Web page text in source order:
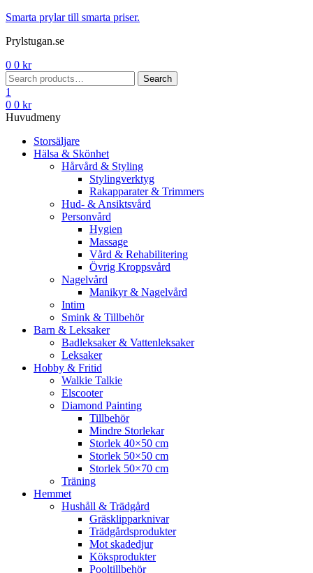
Menu
Smarta prylar till smarta priser.
Prylstugan.se
0 0 kr
Search
for:
Search
1
0 0 kr
Huvudmeny
Storsäljare
Hälsa & Skönhet
Hårvård & Styling
Stylingverktyg
Rakapparater & Trimmers
Hud- & Ansiktsvård
Personvård
Hygien
Massage
Vård & Rehabilitering
Övrig Kroppsvård
Nagelvård
Manikyr & Nagelvård
Intim
Smink & Tillbehör
Barn & Leksaker
Badleksaker & Vattenleksaker
Leksaker
Hobby & Fritid
Walkie Talkie
Elscooter
Diamond Painting
Tillbehör
Mindre Storlekar
Storlek 40×50 cm
Storlek 50×50 cm
Storlek 50×70 cm
Träning
Hemmet
Hushåll & Trädgård
Gräsklipparknivar
Trädgårdsprodukter
Mot skadedjur
Köksprodukter
Pooltillbehör